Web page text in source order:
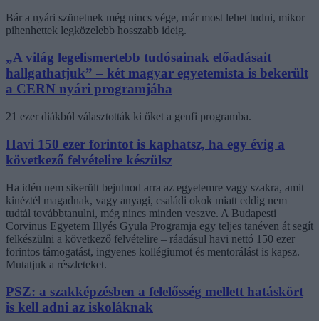
Bár a nyári szünetnek még nincs vége, már most lehet tudni, mikor
pihenhettek legközelebb hosszabb ideig.
„A világ legelismertebb tudósainak előadásait
hallgathatjuk” – két magyar egyetemista is bekerült
a CERN nyári programjába
21 ezer diákból választották ki őket a genfi programba.
Havi 150 ezer forintot is kaphatsz, ha egy évig a
következő felvételire készülsz
Ha idén nem sikerült bejutnod arra az egyetemre vagy szakra, amit
kinéztél magadnak, vagy anyagi, családi okok miatt eddig nem
tudtál továbbtanulni, még nincs minden veszve. A Budapesti
Corvinus Egyetem Illyés Gyula Programja egy teljes tanéven át segít
felkészülni a következő felvételire – ráadásul havi nettó 150 ezer
forintos támogatást, ingyenes kollégiumot és mentorálást is kapsz.
Mutatjuk a részleteket.
PSZ: a szakképzésben a felelősség mellett hatáskört
is kell adni az iskoláknak